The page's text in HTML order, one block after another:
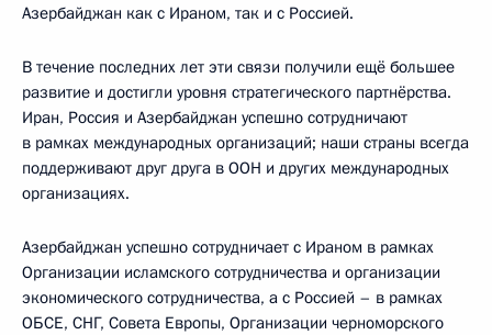
Азербайджан как с Ираном, так и с Россией.
В течение последних лет эти связи получили ещё большее
развитие и достигли уровня стратегического партнёрства.
Иран, Россия и Азербайджан успешно сотрудничают
в рамках международных организаций; наши страны всегда
поддерживают друг друга в ООН и других международных
организациях.
Азербайджан успешно сотрудничает с Ираном в рамках
Организации исламского сотрудничества и организации
экономического сотрудничества, а с Россией – в рамках
ОБСЕ, СНГ, Совета Европы, Организации черноморского